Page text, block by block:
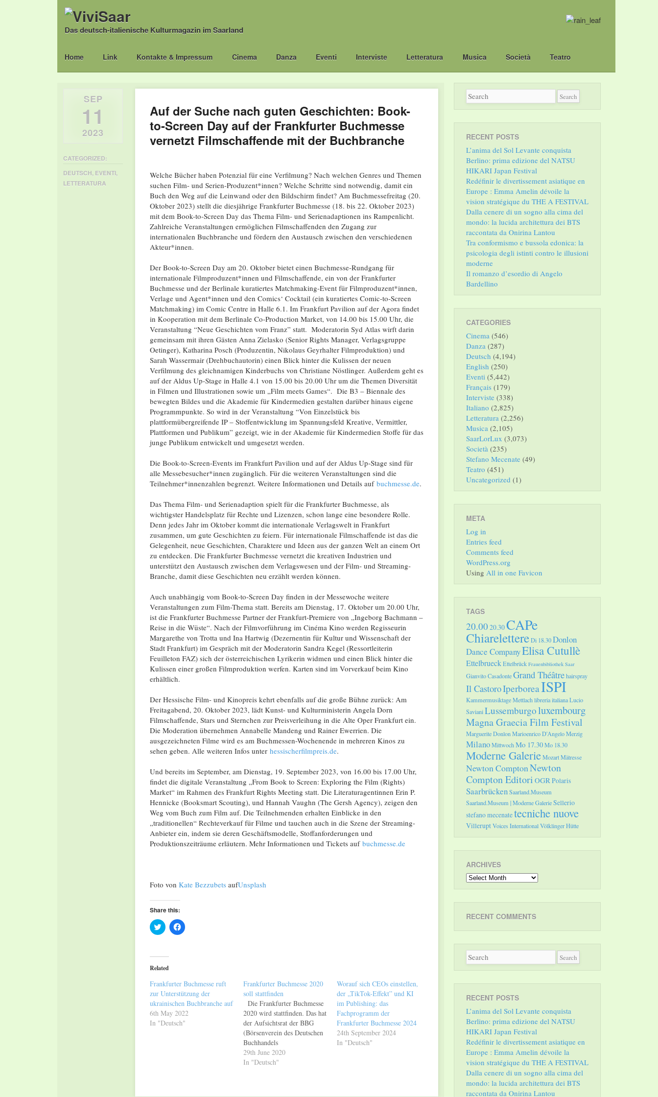
Das deutsch-italienische Kulturmagazin im Saarland
Main menu
Skip
Home Link Kontakte & Impressum Cinema Danza Eventi Interviste Letteratura Musica Società Teatro
Auf der Suche nach guten Geschichten: Book-
to-Screen Day auf der Frankfurter Buchmesse
vernetzt Filmschaffende mit der Buchbranche
Welche Bücher haben Potenzial für eine Verfilmung? Nach welchen Genres und Themen
suchen Film- und Serien-Produzent*innen? Welche Schritte sind notwendig, damit ein
Buch den Weg auf die Leinwand oder den Bildschirm findet? Am Buchmessefreitag (20.
Oktober 2023) stellt die diesjährige Frankfurter Buchmesse (18. bis 22. Oktober 2023)
mit dem Book-to-Screen Day das Thema Film- und Serienadaptionen ins Rampenlicht.
Zahlreiche Veranstaltungen ermöglichen Filmschaffenden den Zugang zur
internationalen Buchbranche und fördern den Austausch zwischen den verschiedenen
Akteur*innen.
Der Book-to-Screen Day am 20. Oktober bietet einen Buchmesse-Rundgang für
internationale Filmproduzent*innen und Filmschaffende, ein von der Frankfurter
Buchmesse und der Berlinale kuratiertes Matchmaking-Event für Filmproduzent*innen,
Verlage und Agent*innen und den Comics‘ Cocktail (ein kuratiertes Comic-to-Screen
Matchmaking) im Comic Centre in Halle 6.1. Im Frankfurt Pavilion auf der Agora findet
in Kooperation mit dem Berlinale Co-Production Market, von 14.00 bis 15.00 Uhr, die
Veranstaltung “Neue Geschichten vom Franz” statt. Moderatorin Syd Atlas wirft darin
gemeinsam mit ihren Gästen Anna Zielasko (Senior Rights Manager, Verlagsgruppe
Oetinger), Katharina Posch (Produzentin, Nikolaus Geyrhalter Filmproduktion) und
Sarah Wassermair (Drehbuchautorin) einen Blick hinter die Kulissen der neuen
Verfilmung des gleichnamigen Kinderbuchs von Christiane Nöstlinger. Außerdem geht es
auf der Aldus Up-Stage in Halle 4.1 von 15.00 bis 20.00 Uhr um die Themen Diversität
in Filmen und Illustrationen sowie um „Film meets Games“. Die B3 – Biennale des
bewegten Bildes und die Akademie für Kindermedien gestalten darüber hinaus eigene
Programmpunkte. So wird in der Veranstaltung “Von Einzelstück bis
plattformübergreifende IP – Stoffentwicklung im Spannungsfeld Kreative, Vermittler,
Plattformen und Publikum” gezeigt, wie in der Akademie für Kindermedien Stoffe für das
junge Publikum entwickelt und umgesetzt werden.
Die Book-to-Screen-Events im Frankfurt Pavilion und auf der Aldus Up-Stage sind für
alle Messebesucher*innen zugänglich. Für die weiteren Veranstaltungen sind die
Teilnehmer*innenzahlen begrenzt. Weitere Informationen und Details auf buchmesse.de.
Das Thema Film- und Serienadaption spielt für die Frankfurter Buchmesse, als
wichtigster Handelsplatz für Rechte und Lizenzen, schon lange eine besondere Rolle.
Denn jedes Jahr im Oktober kommt die internationale Verlagswelt in Frankfurt
zusammen, um gute Geschichten zu feiern. Für internationale Filmschaffende ist das die
Gelegenheit, neue Geschichten, Charaktere und Ideen aus der ganzen Welt an einem Ort
zu entdecken. Die Frankfurter Buchmesse vernetzt die kreativen Industrien und
unterstützt den Austausch zwischen dem Verlagswesen und der Film- und Streaming-
Branche, damit diese Geschichten neu erzählt werden können.
Auch unabhängig vom Book-to-Screen Day finden in der Messewoche weitere
Veranstaltungen zum Film-Thema statt. Bereits am Dienstag, 17. Oktober um 20.00 Uhr,
ist die Frankfurter Buchmesse Partner der Frankfurt-Premiere von „Ingeborg Bachmann –
Reise in die Wüste“. Nach der Filmvorführung im Cinéma Kino werden Regisseurin
Margarethe von Trotta und Ina Hartwig (Dezernentin für Kultur und Wissenschaft der
Stadt Frankfurt) im Gespräch mit der Moderatorin Sandra Kegel (Ressortleiterin
Feuilleton FAZ) sich der österreichischen Lyrikerin widmen und einen Blick hinter die
Kulissen einer großen Filmproduktion werfen. Karten sind im Vorverkauf beim Kino
erhältlich.
Der Hessische Film- und Kinopreis kehrt ebenfalls auf die große Bühne zurück: Am
Freitagabend, 20. Oktober 2023, lädt Kunst- und Kulturministerin Angela Dorn
Filmschaffende, Stars und Sternchen zur Preisverleihung in die Alte Oper Frankfurt ein.
Die Moderation übernehmen Annabelle Mandeng und Rainer Ewerrien. Die
ausgezeichneten Filme wird es am Buchmessen-Wochenende in mehreren Kinos zu
sehen geben. Alle weiteren Infos unter hessischerfilmpreis.de.
Und bereits im September, am Dienstag, 19. September 2023, von 16.00 bis 17.00 Uhr,
findet die digitale Veranstaltung „From Book to Screen: Exploring the Film (Rights)
Market“ im Rahmen des Frankfurt Rights Meeting statt. Die Literaturagentinnen Erin P.
Hennicke (Booksmart Scouting), und Hannah Vaughn (The Gersh Agency), zeigen den
Weg vom Buch zum Film auf. Die Teilnehmenden erhalten Einblicke in den
„traditionellen“ Rechteverkauf für Filme und tauchen auch in die Szene der Streaming-
Anbieter ein, indem sie deren Geschäftsmodelle, Stoffanforderungen und
Produktionszeiträume erläutern. Mehr Informationen und Tickets auf buchmesse.de
Foto von Kate Bezzubets aufUnsplash
Share this:
Click
to
(Opens
in
new
Click
to
Related
Frankfurter Buchmesse ruft
zur Unterstützung der
ukrainischen Buchbranche auf
6th May 2022
In "Deutsch"
Frankfurter Buchmesse 2020
soll stattfinden
Die Frankfurter Buchmesse
2020 wird stattfinden. Das hat
der Aufsichtsrat der BBG
(Börsenverein des Deutschen
Buchhandels
Beteiligungsgesellschaft)
heute entschieden. Geplant
29th June 2020
In "Deutsch"
Worauf sich CEOs einstellen,
der „TikTok-Effekt” und KI
im Publishing: das
Fachprogramm der
Frankfurter Buchmesse 2024
24th September 2024
In "Deutsch"
SEP
11
2023
CATEGORIZED:
DEUTSCH, EVENTI,
LETTERATURA
RECENT POSTS
L’anima del Sol Levante conquista
Berlino: prima edizione del NATSU
HIKARI Japan Festival
Redéfinir le divertissement asiatique en
Europe : Emma Amelin dévoile la
vision stratégique du THE A FESTIVAL
Dalla cenere di un sogno alla cima del
mondo: la lucida architettura dei BTS
raccontata da Onirina Lantou
Tra conformismo e bussola edonica: la
psicologia degli istinti contro le illusioni
moderne
Il romanzo d’esordio di Angelo
Bardellino
CATEGORIES
Cinema (546)
Danza (287)
Deutsch (4,194)
English (250)
Eventi (5,442)
Français (179)
Interviste (338)
Italiano (2,825)
Letteratura (2,256)
Musica (2,105)
SaarLorLux (3,073)
Società (235)
Stefano Mecenate (49)
Teatro (451)
Uncategorized (1)
META
Log in
Entries feed
Comments feed
WordPress.org
Using All in one Favicon
TAGS
20.00 20.30CAPe
ChiarelettereDi 18.30Donlon
Dance CompanyElisa Cutullè
EttelbrueckEttelbrück Frauenbibliothek Saar
Gianvito CasadonteGrand Théâtrehairspray
Il CastoroIperboreaISPI
Kammermusiktage Mettlachlibreria italianaLucio
SavianiLussemburgoluxembourg
Magna Graecia Film Festival
Marguerite DonlonMarioenrico D'AngeloMerzig
MilanoMittwochMo 17.30Mo 18.30
Moderne GalerieMozartMätresse
Newton ComptonNewton
Compton Editori OGRPolaris
SaarbrückenSaarland.Museum
Saarland.Museum | Moderne GalerieSellerio
stefano mecenatetecniche nuove
VilleruptVoices InternationalVölklinger Hütte
ARCHIVES
Archives
RECENT COMMENTS
RECENT POSTS
L’anima del Sol Levante conquista
Berlino: prima edizione del NATSU
HIKARI Japan Festival
Redéfinir le divertissement asiatique en
Europe : Emma Amelin dévoile la
vision stratégique du THE A FESTIVAL
Dalla cenere di un sogno alla cima del
mondo: la lucida architettura dei BTS
raccontata da Onirina Lantou